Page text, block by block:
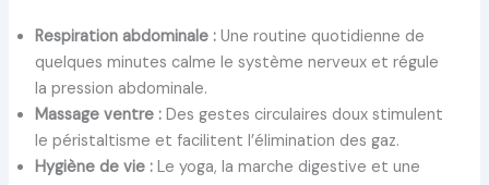
Respiration abdominale :Une routine quotidienne de
quelques minutes calme le système nerveux et régule
la pression abdominale.
Massage ventre :Des gestes circulaires doux stimulent
le péristaltisme et facilitent l’élimination des gaz.
Hygiène de vie :Le yoga, la marche digestive et une